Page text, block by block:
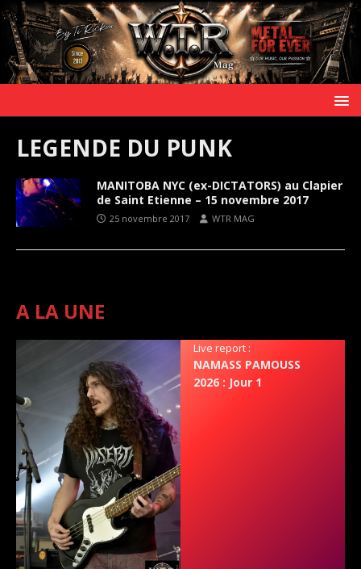
LEGENDE DU PUNK
MANITOBA NYC (ex-DICTATORS) au Clapier
de Saint Etienne – 15 novembre 2017
25 novembre 2017 WTR MAG
A LA UNE
Live report :
NAMASS PAMOUSS
2026 : Jour 1